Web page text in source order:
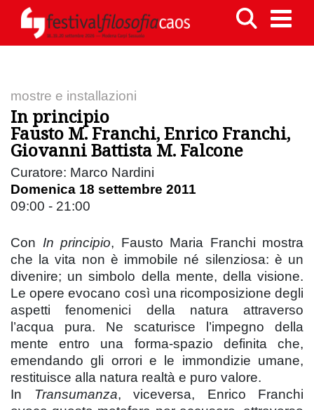
mostre e installazioni
In principio
Fausto M. Franchi, Enrico Franchi,
Giovanni Battista M. Falcone
Curatore: Marco Nardini
Domenica 18 settembre 2011
09:00 - 21:00
Con In principio, Fausto Maria Franchi mostra
che la vita non è immobile né silenziosa: è un
divenire; un simbolo della mente, della visione.
Le opere evocano così una ricomposizione degli
aspetti fenomenici della natura attraverso
l’acqua pura. Ne scaturisce l’impegno della
mente entro una forma-spazio definita che,
emendando gli orrori e le immondizie umane,
restituisce alla natura realtà e puro valore.
In Transumanza, viceversa, Enrico Franchi